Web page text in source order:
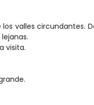
valles circundantes.
visita.